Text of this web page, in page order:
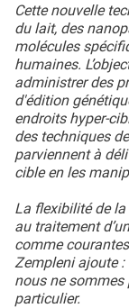
Cette nouvelle
du lait, des
molécules
humaines.
administrer des
d'édition
endroits hyper-
des techniques
parviennent à
cible en les
La flexibilité de
au traitement
comme
Zempleni ajoute :
nous ne sommes
particulier.